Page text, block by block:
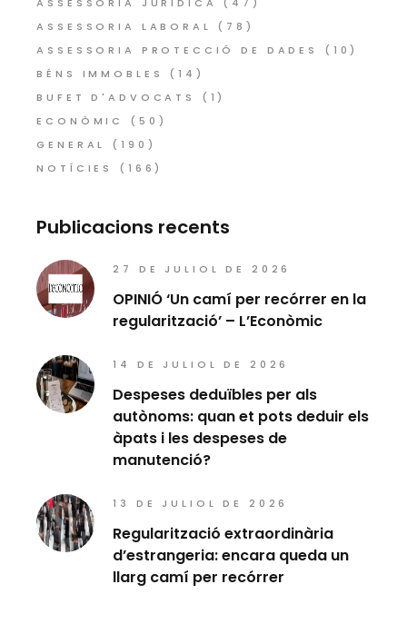
ASSESSORIA JURÍDICA
(47)
ASSESSORIA LABORAL
(78)
ASSESSORIA PROTECCIÓ DE DADES
(10)
BÉNS IMMOBLES
(14)
BUFET D'ADVOCATS
(1)
ECONÒMIC
(50)
GENERAL
(190)
NOTÍCIES
(166)
Publicacions recents
27 DE JULIOL DE 2026
OPINIÓ ‘Un camí per recórrer en la
regularització’ – L’Econòmic
14 DE JULIOL DE 2026
Despeses deduïbles per als
autònoms: quan et pots deduir els
àpats i les despeses de
manutenció?
13 DE JULIOL DE 2026
Regularització extraordinària
d’estrangeria: encara queda un
llarg camí per recórrer